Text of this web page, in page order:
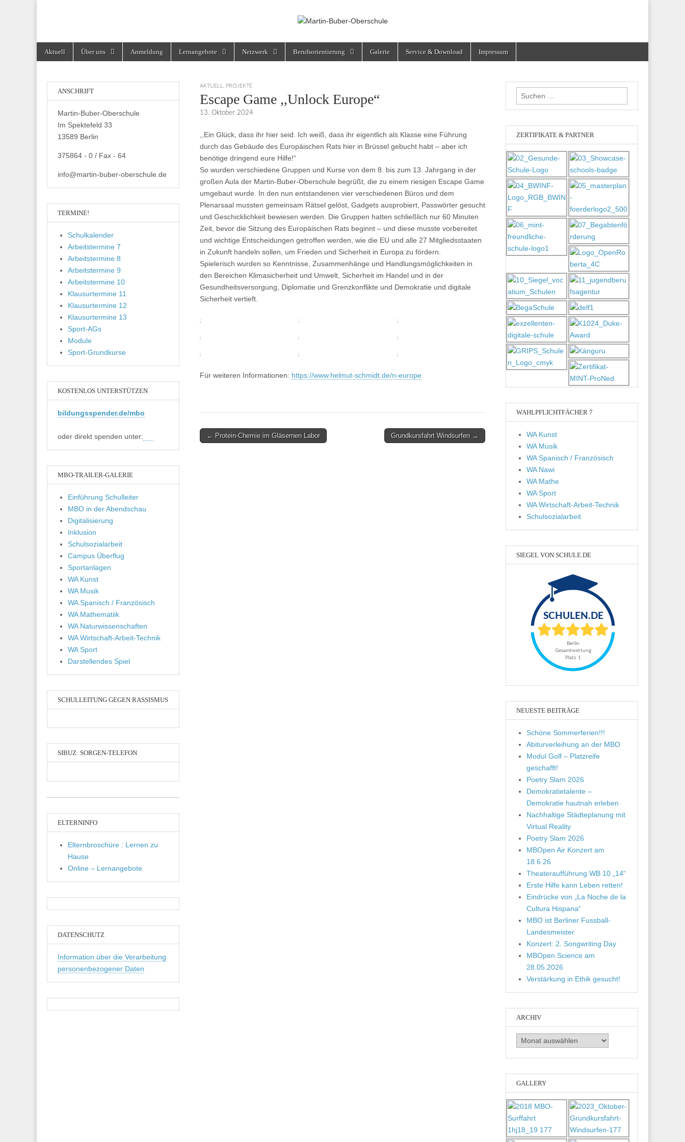
Martin-Buber-Oberschule
Main
menu
Aktuell Über uns Anmeldung Lernangebote Netzwerk Berufsorientierung Galerie Service & Download Impressum
AKTUELL PROJEKTE
Escape Game ,,Unlock Europe“
13. Oktober 2024
,,Ein Glück, dass ihr hier seid. Ich weiß, dass ihr eigentlich als Klasse eine Führung
durch das Gebäude des Europäischen Rats hier in Brüssel gebucht habt – aber ich
benötige dringend eure Hilfe!“
So wurden verschiedene Gruppen und Kurse von dem 8. bis zum 13. Jahrgang in der
großen Aula der Martin-Buber-Oberschule begrüßt, die zu einem riesigen Escape Game
umgebaut wurde. In den nun entstandenen vier verschiedenen Büros und dem
Plenarsaal mussten gemeinsam Rätsel gelöst, Gadgets ausprobiert, Passwörter gesucht
und Geschicklichkeit bewiesen werden. Die Gruppen hatten schließlich nur 60 Minuten
Zeit, bevor die Sitzung des Europäischen Rats beginnt – und diese musste vorbereitet
und wichtige Entscheidungen getroffen werden, wie die EU und alle 27 Mitgliedsstaaten
in Zukunft handeln sollen, um Frieden und Sicherheit in Europa zu fördern.
Spielerisch wurden so Kenntnisse, Zusammenhänge und Handlungsmöglichkeiten in
den Bereichen Klimasicherheit und Umwelt, Sicherheit im Handel und in der
Gesundheitsversorgung, Diplomatie und Grenzkonflikte und Demokratie und digitale
Sicherheit vertieft.
Für weiteren Informationen: https://www.helmut-schmidt.de/n-europe
Post← Protein-Chemie im Gläsernen Labor Grundkursfahrt Windsurfen →
ANSCHRIFT
Martin-Buber-Oberschule
Im Spektefeld 33
13589 Berlin
375864 - 0 / Fax - 64
info@martin-buber-oberschule.de
TERMINE!
Schulkalender
Arbeitstermine 7
Arbeitstermine 8
Arbeitstermine 9
Arbeitstermine 10
Klausurtermine 11
Klausurtermine 12
Klausurtermine 13
Sport-AGs
Module
Sport-Grundkurse
KOSTENLOS UNTERSTÜTZEN
bildungsspender.de/mbo
oder direkt spenden unter:
MBO-TRAILER-GALERIE
Einführung Schulleiter
MBO in der Abendschau
Digitalisierung
Inklusion
Schulsozialarbeit
Campus Überflug
Sportanlagen
WA Kunst
WA Musik
WA Spanisch / Französisch
WA Mathematiik
WA Naturwissenschaften
WA Wirtschaft-Arbeit-Technik
WA Sport
Darstellendes Spiel
SCHULLEITUNG GEGEN RASSISMUS
SIBUZ: SORGEN-TELEFON
ELTERNINFO
Elternbroschüre : Lernen zu
Hause
Online – Lernangebote
DATENSCHUTZ
Information über die Verarbeitung
personenbezogener Daten
Suchen
nach:
ZERTIFIKATE & PARTNER
WAHLPFLICHTFÄCHER 7
WA Kunst
WA Musik
WA Spanisch / Französisch
WA Nawi
WA Mathe
WA Sport
WA Wirtschaft-Arbeit-Technik
Schulsozialarbeit
SIEGEL VON SCHULE.DE
NEUESTE BEITRÄGE
Schöne Sommerferien!!!
Abiturverleihung an der MBO
Modul Golf – Platzreife
geschafft!
Poetry Slam 2026
Demokratietalente –
Demokratie hautnah erleben
Nachhaltige Städteplanung mit
Virtual Reality
Poetry Slam 2026
MBOpen Air Konzert am
18.6.26
Theateraufführung WB 10 „14“
Erste Hilfe kann Leben retten!
Eindrücke von „La Noche de la
Cultura Hispana“
MBO ist Berliner Fussball-
Landesmeister
Konzert: 2. Songwriting Day
MBOpen Science am
28.05.2026
Verstärkung in Ethik gesucht!
ARCHIV
Archiv
GALLERY